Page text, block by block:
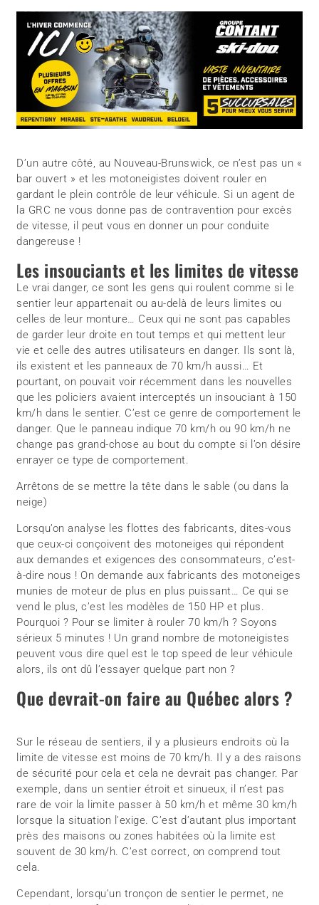
D’un autre côté, au Nouveau-Brunswick, ce n’est pas un «
bar ouvert » et les motoneigistes doivent rouler en
gardant le plein contrôle de leur véhicule. Si un agent de
la GRC ne vous donne pas de contravention pour excès
de vitesse, il peut vous en donner un pour conduite
dangereuse !
Les insouciants et les limites de vitesse
Le vrai danger, ce sont les gens qui roulent comme si le
sentier leur appartenait ou au-delà de leurs limites ou
celles de leur monture… Ceux qui ne sont pas capables
de garder leur droite en tout temps et qui mettent leur
vie et celle des autres utilisateurs en danger. Ils sont là,
ils existent et les panneaux de 70 km/h aussi… Et
pourtant, on pouvait voir récemment dans les nouvelles
que les policiers avaient interceptés un insouciant à 150
km/h dans le sentier. C’est ce genre de comportement le
danger. Que le panneau indique 70 km/h ou 90 km/h ne
change pas grand-chose au bout du compte si l’on désire
enrayer ce type de comportement.
Arrêtons de se mettre la tête dans le sable (ou dans la
neige)
Lorsqu’on analyse les flottes des fabricants, dites-vous
que ceux-ci conçoivent des motoneiges qui répondent
aux demandes et exigences des consommateurs, c’est-
à-dire nous ! On demande aux fabricants des motoneiges
munies de moteur de plus en plus puissant… Ce qui se
vend le plus, c’est les modèles de 150 HP et plus.
Pourquoi ? Pour se limiter à rouler 70 km/h ? Soyons
sérieux 5 minutes ! Un grand nombre de motoneigistes
peuvent vous dire quel est le top speed de leur véhicule
alors, ils ont dû l’essayer quelque part non ?
Que devrait-on faire au Québec alors ?
Sur le réseau de sentiers, il y a plusieurs endroits où la
limite de vitesse est moins de 70 km/h. Il y a des raisons
de sécurité pour cela et cela ne devrait pas changer. Par
exemple, dans un sentier étroit et sinueux, il n’est pas
rare de voir la limite passer à 50 km/h et même 30 km/h
lorsque la situation l’exige. C’est d’autant plus important
près des maisons ou zones habitées où la limite est
souvent de 30 km/h. C’est correct, on comprend tout
cela.
Cependant, lorsqu’un tronçon de sentier le permet, ne